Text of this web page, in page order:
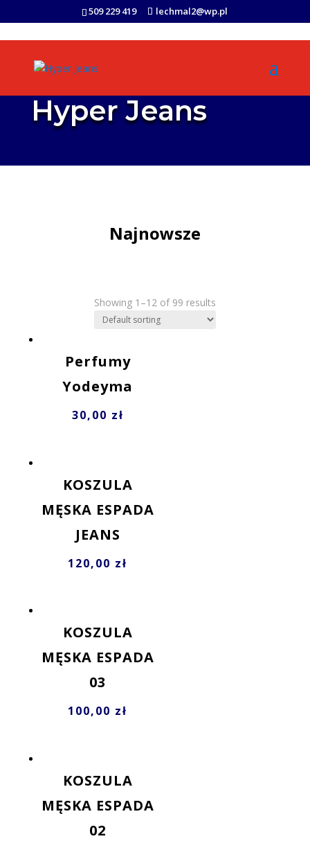
509 229 419 lechmal2@wp.pl
Hyper Jeans
Najnowsze
Showing 1–12 of 99 results
Perfumy
Yodeyma
30,00 zł
KOSZULA
MĘSKA ESPADA
JEANS
120,00 zł
KOSZULA
MĘSKA ESPADA
03
100,00 zł
KOSZULA
MĘSKA ESPADA
02